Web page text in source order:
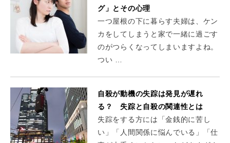
グ」とその心理
一つ屋根の下に暮らす夫婦は、ケン
カをしてしまうと家で一緒に過ごす
のがつらくなってしまいますよね。
つい …
自殺が動機の失踪は発見が遅れ
る？ 失踪と自殺の関連性とは
失踪をする方には「金銭的に苦し
い」「人間関係に悩んでいる」「仕